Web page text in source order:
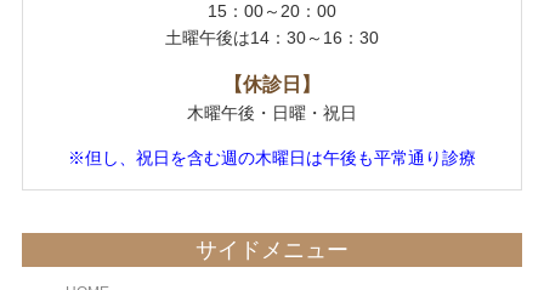
15：00～20：00
土曜午後は14：30～16：30
【休診日】
木曜午後・日曜・祝日
※但し、祝日を含む週の木曜日は午後も平常通り診療
サイドメニュー